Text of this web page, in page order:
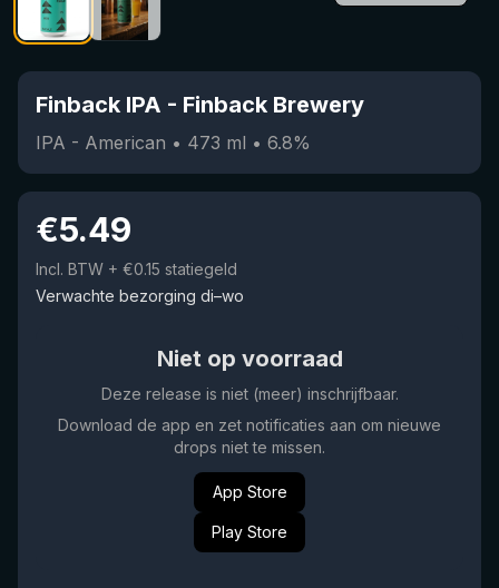
Finback IPA - Finback Brewery
IPA - American • 473 ml • 6.8%
€5.49
Incl. BTW + €0.15 statiegeld
Verwachte bezorging di–wo
Niet op voorraad
Deze release is niet (meer) inschrijfbaar.
Download de app en zet notificaties aan om nieuwe
drops niet te missen.
App Store
Play Store